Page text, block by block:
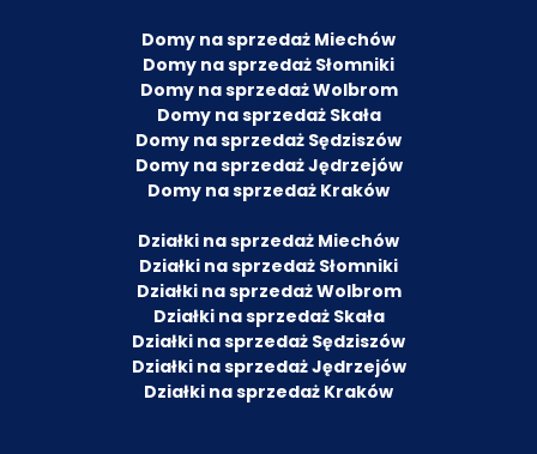
Domy na sprzedaż Miechów
Domy na sprzedaż Słomniki
Domy na sprzedaż Wolbrom
Domy na sprzedaż Skała
Domy na sprzedaż Sędziszów
Domy na sprzedaż Jędrzejów
Domy na sprzedaż Kraków
Działki na sprzedaż Miechów
Działki na sprzedaż Słomniki
Działki na sprzedaż Wolbrom
Działki na sprzedaż Skała
Działki na sprzedaż Sędziszów
Działki na sprzedaż Jędrzejów
Działki na sprzedaż Kraków